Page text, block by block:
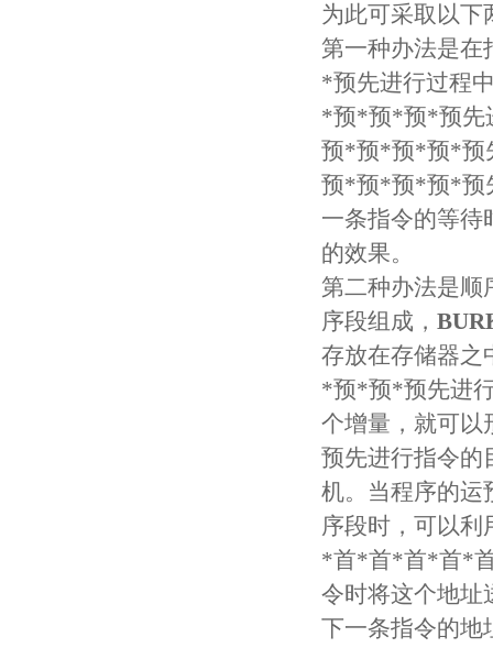
为此可采取以下
第一种办法是
*预先进行过程
*预*预*预*预先
预*预*预*预*预
预*预*预*预*预
一条指令的等
的效果。
第二种办法是
序段组成，
存放在存储器之
*预*预*预先进
个增量，就可
预先进行指令的
机。当程序的
序段时，可以
*首*首*首*首*
令时将这个地址
下一条指令的地